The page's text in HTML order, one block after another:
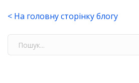
< На головну сторінку блогу